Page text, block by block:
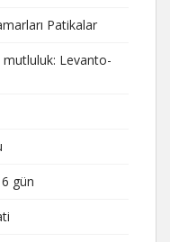
Patikalar
mutluluk: Levanto-
gün